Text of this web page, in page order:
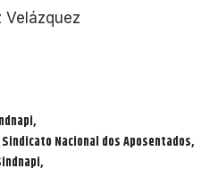
Velázquez
Nacional dos Aposentados